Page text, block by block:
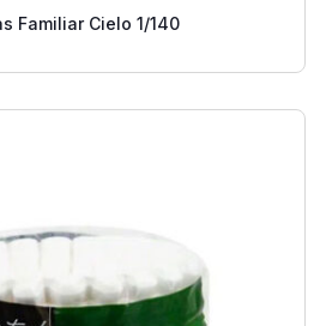
Familiar Cielo 1/140